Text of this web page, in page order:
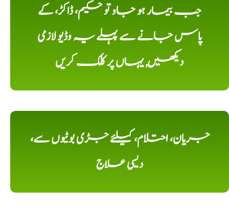
جب بیمار ہو جاو تو حکیم، ڈاکڑ، کے
پاس جانے سے پہلے یہ وڈیو لازمی
دیکھیں, یہاں پر کلک کریں
جریان، احتلام، کیلئے جڑی بوٹیوں سے،
دیسی علاج